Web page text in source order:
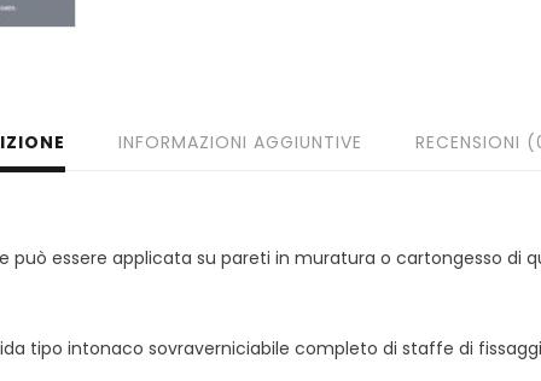
INFORMAZIONI AGGIUNTIVE RECENSIONI
essere applicata su pareti in muratura o cartongesso di
tipo intonaco sovraverniciabile completo di staffe di